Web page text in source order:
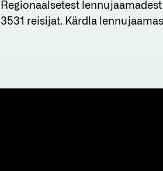
Regionaalsetest
3531 reisijat. Kärdla